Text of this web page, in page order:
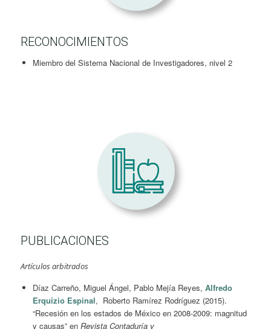
RECONOCIMIENTOS
Miembro del Sistema Nacional de Investigadores, nivel 2
PUBLICACIONES
Artículos arbitrados
Díaz Carreño, Miguel Ángel, Pablo Mejía Reyes, Alfredo
Erquizio Espinal, Roberto Ramírez Rodríguez (2015).
“Recesión en los estados de México en 2008-2009: magnitud
y causas” en Revista Contaduría y